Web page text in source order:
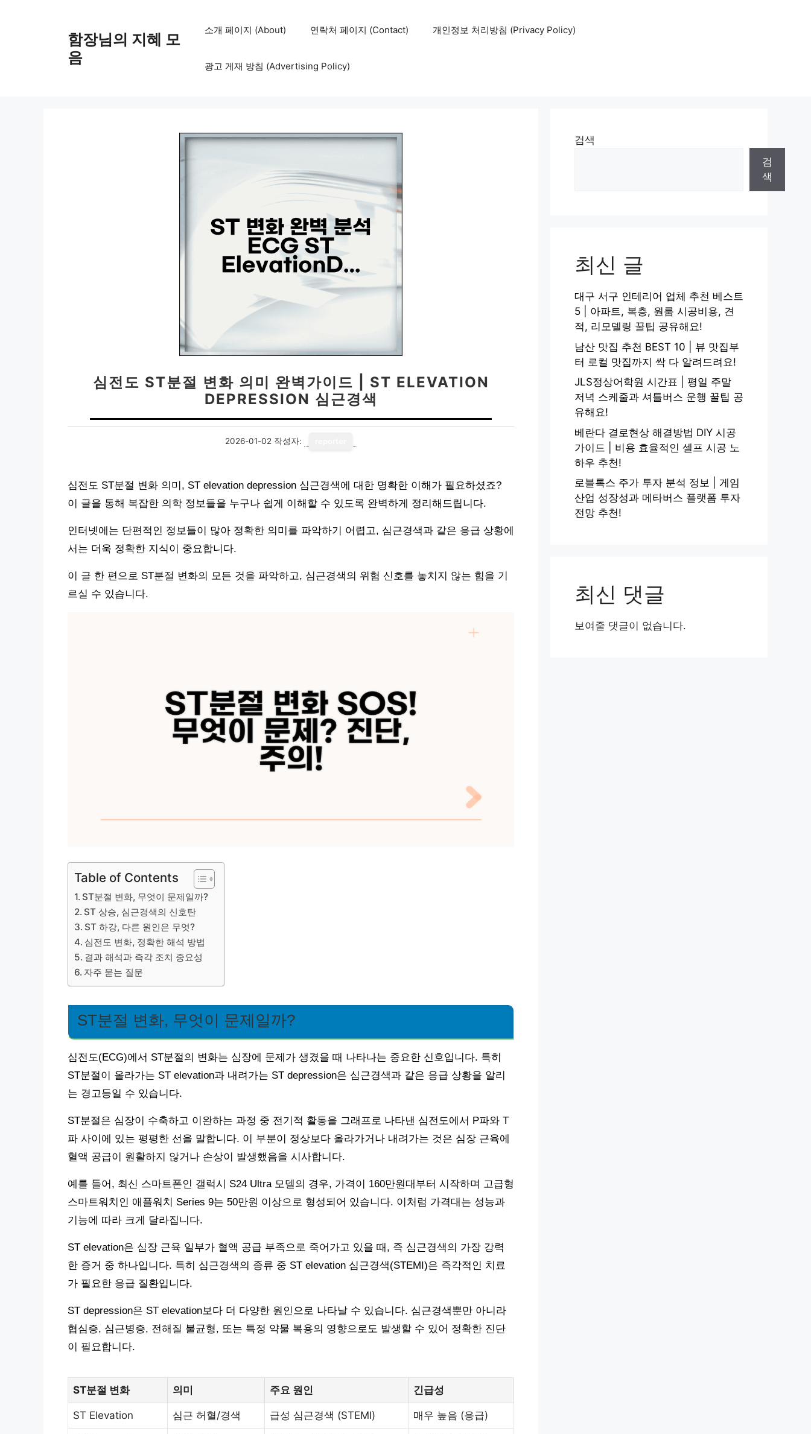
함장님의 지혜 모
음
소개 페이지 (About) 연락처 페이지 (Contact) 개인정보 처리방침 (Privacy Policy)
광고 게재 방침 (Advertising Policy)
심전도 ST분절 변화 의미 완벽가이드 | ST ELEVATION
DEPRESSION 심근경색
2026-01-02 작성자:
심전도 ST분절 변화 의미, ST elevation depression 심근경색에 대한 명확한 이해가 필요하셨죠?
이 글을 통해 복잡한 의학 정보들을 누구나 쉽게 이해할 수 있도록 완벽하게 정리해드립니다.
인터넷에는 단편적인 정보들이 많아 정확한 의미를 파악하기 어렵고, 심근경색과 같은 응급 상황에
서는 더욱 정확한 지식이 중요합니다.
이 글 한 편으로 ST분절 변화의 모든 것을 파악하고, 심근경색의 위험 신호를 놓치지 않는 힘을 기
르실 수 있습니다.
Table of Contents
ST분절 변화, 무엇이 문제일까?
ST 상승, 심근경색의 신호탄
ST 하강, 다른 원인은 무엇?
심전도 변화, 정확한 해석 방법
결과 해석과 즉각 조치 중요성
자주 묻는 질문
ST분절 변화, 무엇이 문제일까?
심전도(ECG)에서 ST분절의 변화는 심장에 문제가 생겼을 때 나타나는 중요한 신호입니다. 특히
ST분절이 올라가는 ST elevation과 내려가는 ST depression은 심근경색과 같은 응급 상황을 알리
는 경고등일 수 있습니다.
ST분절은 심장이 수축하고 이완하는 과정 중 전기적 활동을 그래프로 나타낸 심전도에서 P파와 T
파 사이에 있는 평평한 선을 말합니다. 이 부분이 정상보다 올라가거나 내려가는 것은 심장 근육에
혈액 공급이 원활하지 않거나 손상이 발생했음을 시사합니다.
예를 들어, 최신 스마트폰인 갤럭시 S24 Ultra 모델의 경우, 가격이 160만원대부터 시작하며 고급형
스마트워치인 애플워치 Series 9는 50만원 이상으로 형성되어 있습니다. 이처럼 가격대는 성능과
기능에 따라 크게 달라집니다.
ST elevation은 심장 근육 일부가 혈액 공급 부족으로 죽어가고 있을 때, 즉 심근경색의 가장 강력
한 증거 중 하나입니다. 특히 심근경색의 종류 중 ST elevation 심근경색(STEMI)은 즉각적인 치료
가 필요한 응급 질환입니다.
ST depression은 ST elevation보다 더 다양한 원인으로 나타날 수 있습니다. 심근경색뿐만 아니라
협심증, 심근병증, 전해질 불균형, 또는 특정 약물 복용의 영향으로도 발생할 수 있어 정확한 진단
이 필요합니다.
ST분절 변화 의미 주요 원인 긴급성
ST Elevation 심근 허혈/경색 급성 심근경색 (STEMI) 매우 높음 (응급)
검색
검
색
최신 글
대구 서구 인테리어 업체 추천 베스트
5 | 아파트, 복층, 원룸 시공비용, 견
적, 리모델링 꿀팁 공유해요!
남산 맛집 추천 BEST 10 | 뷰 맛집부
터 로컬 맛집까지 싹 다 알려드려요!
JLS정상어학원 시간표 | 평일 주말
저녁 스케줄과 셔틀버스 운행 꿀팁 공
유해요!
베란다 결로현상 해결방법 DIY 시공
가이드 | 비용 효율적인 셀프 시공 노
하우 추천!
로블록스 주가 투자 분석 정보 | 게임
산업 성장성과 메타버스 플랫폼 투자
전망 추천!
최신 댓글
보여줄 댓글이 없습니다.